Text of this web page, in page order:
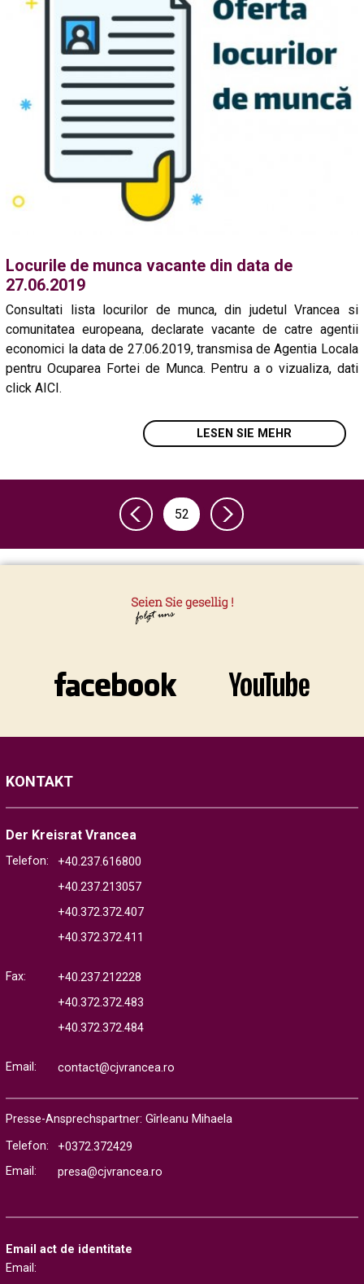
Locurile de munca vacante din data de
27.06.2019
Consultati lista locurilor de munca, din judetul Vrancea si
comunitatea europeana, declarate vacante de catre agentii
economici la data de 27.06.2019, transmisa de Agentia Locala
pentru Ocuparea Fortei de Munca. Pentru a o vizualiza, dati
click AICI.
LESEN SIE MEHR
52
KONTAKT
Der Kreisrat Vrancea
Telefon:
+40.237.616800
+40.237.213057
+40.372.372.407
+40.372.372.411
Fax:
+40.237.212228
+40.372.372.483
+40.372.372.484
Email: contact@cjvrancea.ro
Presse-Ansprechspartner: Gîrleanu Mihaela
Telefon:
+0372.372429
Email:
presa@cjvrancea.ro
Email act de identitate
Email: